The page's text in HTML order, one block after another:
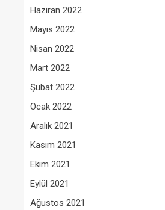
Haziran 2022
Mayıs 2022
Nisan 2022
Mart 2022
Şubat 2022
Ocak 2022
Aralık 2021
Kasım 2021
Ekim 2021
Eylül 2021
Ağustos 2021